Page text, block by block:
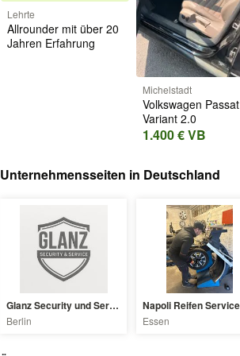
Lehrte
Allrounder mit über 20
Jahren Erfahrung
Michelstadt
Volkswagen Passat
Variant 2.0
1.400 € VB
Unternehmensseiten in Deutschland
Glanz Security und Service
Berlin Essen